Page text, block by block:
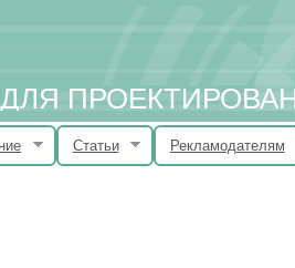
ДЛЯ
Статьи Рекламодателям